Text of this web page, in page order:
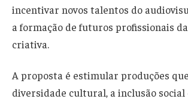
incentivar novos talentos do
a formação de futuros profissionais
criativa.
A proposta é estimular produções
diversidade cultural, a inclusão social